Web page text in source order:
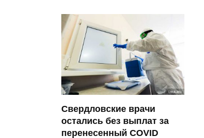
Свердловские врачи
остались без выплат за
перенесенный COVID